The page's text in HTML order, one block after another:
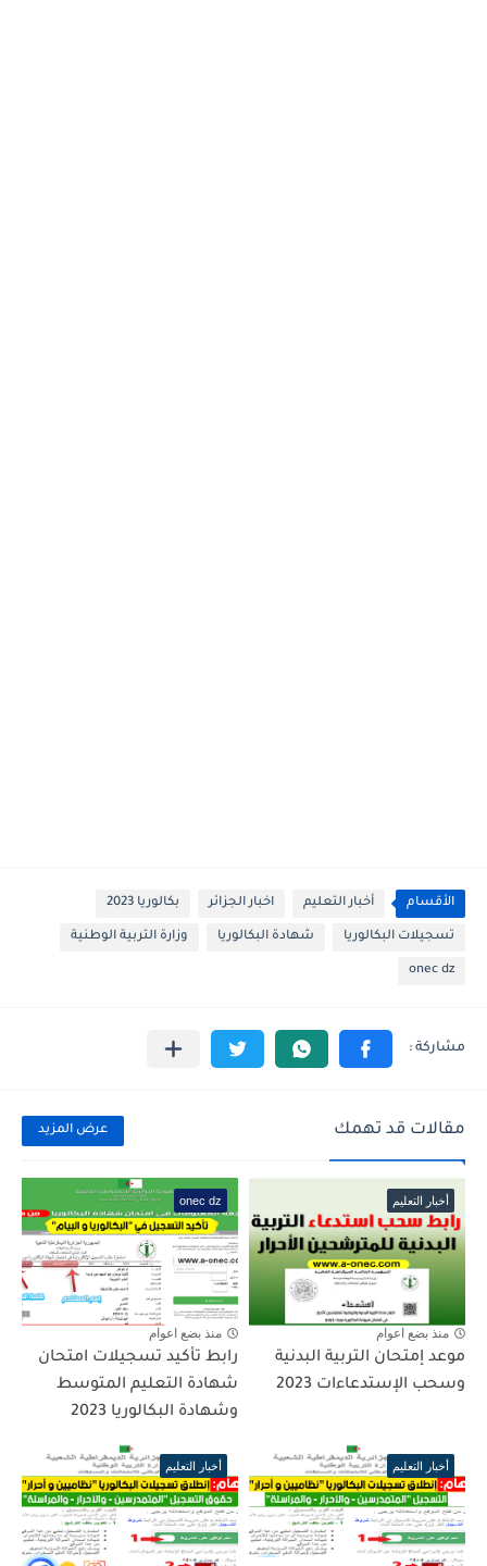
الأقسام أخبار التعليم اخبار الجزائر بكالوريا 2023
تسجيلات البكالوريا شهادة البكالوريا وزارة التربية الوطنية
onec dz
مقالات قد تهمك عرض المزيد
أخبار التعليم
منذ بضع اعوام
موعد إمتحان التربية البدنية
وسحب الإستدعاءات 2023
onec dz
منذ بضع اعوام
رابط تأكيد تسجيلات امتحان
شهادة التعليم المتوسط
وشهادة البكالوريا 2023
أخبار التعليم أخبار التعليم